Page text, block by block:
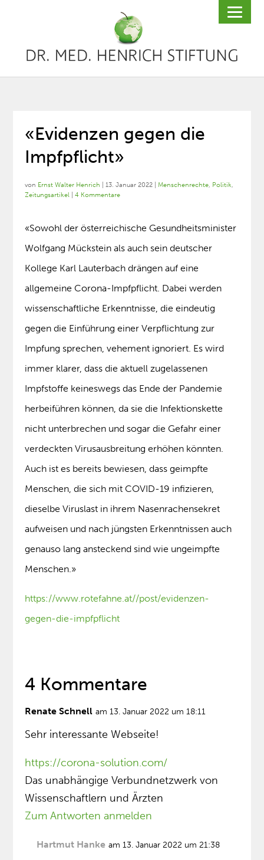
«Evidenzen gegen die
Impfpflicht»
von Ernst Walter Henrich |13. Januar 2022 Menschenrechte, Politik,
Zeitungsartikel |4 Kommentare
«Sowohl der österreichische Gesundheitsminister
Wolfgang Mückstein als auch sein deutscher
Kollege Karl Lauterbach drängen auf eine
allgemeine Corona-Impfpflicht. Dabei werden
wissenschaftliche Erkenntnisse, die eindeutig
gegen die Einführung einer Verpflichtung zur
Impfung sprechen, vehement ignoriert. Es wird
immer klarer, dass die aktuell zugelassenen
Impfstoffe keineswegs das Ende der Pandemie
herbeiführen können, da sie die Infektionskette
nicht unterbrechen und sogar die Gefahr einer
verdeckten Virusausbreitung erhöhen könnten.
Auch ist es bereits bewiesen, dass geimpfte
Menschen, die sich mit COVID-19 infizieren,
dieselbe Viruslast in ihrem Nasenrachensekret
aufweisen und nach jüngsten Erkenntnissen auch
genauso lang ansteckend sind wie ungeimpfte
Menschen.»
https://www.rotefahne.at//post/evidenzen-
gegen-die-impfpflicht
4 Kommentare
Renate Schnell am 13. Januar 2022 um 18:11
Sehr interessante Webseite!
https://corona-solution.com/
Das unabhängige Verbundnetzwerk von
Wissenschaftlern und Ärzten
Zum Antworten anmelden
Hartmut Hanke am 13. Januar 2022 um 21:38